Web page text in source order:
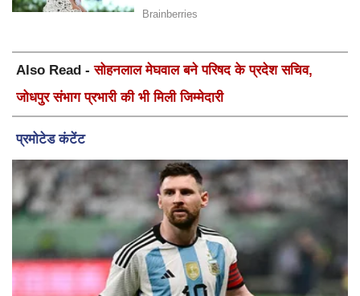
Also Read -सोहनलाल मेघवाल बने परिषद के प्रदेश सचिव,
जोधपुर संभाग प्रभारी की भी मिली जिम्मेदारी